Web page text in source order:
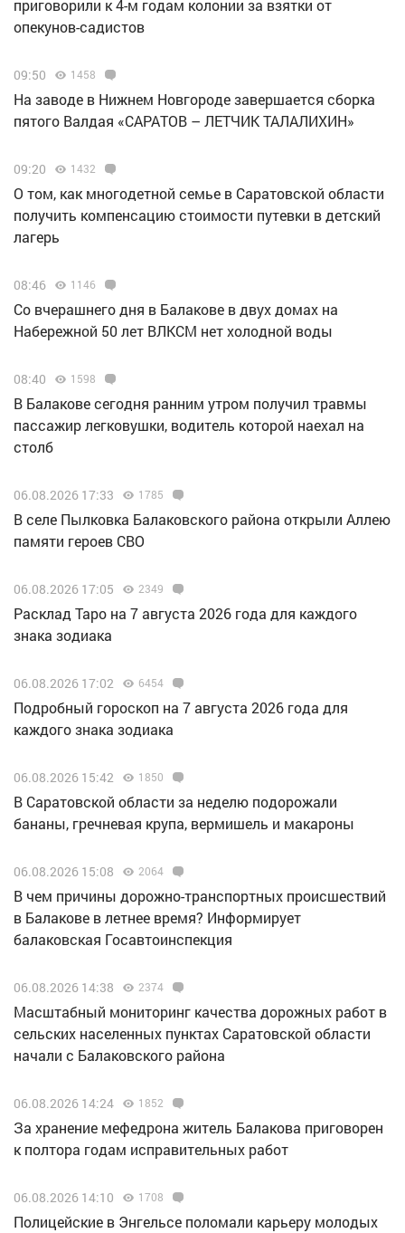
приговорили к 4-м годам колонии за взятки от
опекунов-садистов
09:50 1458
Н️а заводе в Нижнем Новгороде завершается сборка
пятого Валдая «САРАТОВ – ЛЕТЧИК ТАЛАЛИХИН»
09:20 1432
О том, как многодетной семье в Саратовской области
получить компенсацию стоимости путевки в детский
лагерь
08:46 1146
Со вчерашнего дня в Балакове в двух домах на
Набережной 50 лет ВЛКСМ нет холодной воды
08:40 1598
В Балакове сегодня ранним утром получил травмы
пассажир легковушки, водитель которой наехал на
столб
06.08.2026 17:33 1785
В селе Пылковка Балаковского района открыли Аллею
памяти героев СВО
06.08.2026 17:05 2349
Расклад Таро на 7 августа 2026 года для каждого
знака зодиака
06.08.2026 17:02 6454
Подробный гороскоп на 7 августа 2026 года для
каждого знака зодиака
06.08.2026 15:42 1850
В Саратовской области за неделю подорожали
бананы, гречневая крупа, вермишель и макароны
06.08.2026 15:08 2064
В чем причины дорожно-транспортных происшествий
в Балакове в летнее время? Информирует
балаковская Госавтоинспекция
06.08.2026 14:38 2374
Масштабный мониторинг качества дорожных работ в
сельских населенных пунктах Саратовской области
начали с Балаковского района
06.08.2026 14:24 1852
За хранение мефедрона житель Балакова приговорен
к полтора годам исправительных работ
06.08.2026 14:10 1708
Полицейские в Энгельсе поломали карьеру молодых